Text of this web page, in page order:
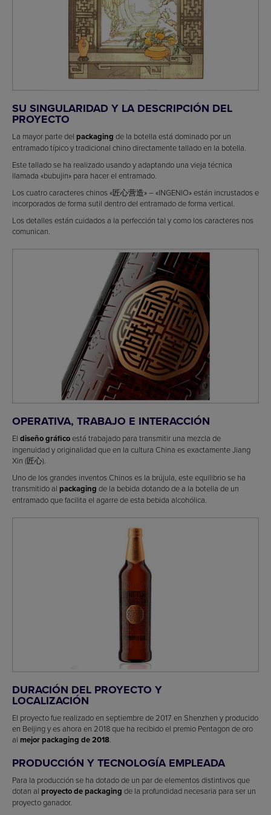
SU SINGULARIDAD Y LA DESCRIPCIÓN DEL
PROYECTO
La mayor parte del packaging de la botella está dominado por un
entramado típico y tradicional chino directamente tallado en la botella.
Este tallado se ha realizado usando y adaptando una vieja técnica
llamada «bubujin» para hacer el entramado.
Los cuatro caracteres chinos «匠心营造» – «INGENIO» están incrustados e
incorporados de forma sutil dentro del entramado de forma vertical.
Los detalles están cuidados a la perfección tal y como los caracteres nos
comunican.
OPERATIVA, TRABAJO E INTERACCIÓN
El diseño gráficoestá trabajado para transmitir una mezcla de
ingenuidad y originalidad que en la cultura China es exactamente Jiang
Xin (匠心).
Uno de los grandes inventos Chinos es la brújula, este equilibrio se ha
transmitido al packaging de la bebida dotando de a la botella de un
entramado que facilita el agarre de esta bebida alcohólica.
DURACIÓN DEL PROYECTO Y
LOCALIZACIÓN
El proyecto fue realizado en septiembre de 2017 en Shenzhen y producido
en Beijing y es ahora en 2018 que ha recibido el premio Pentagon de oro
al mejor packaging de 2018.
PRODUCCIÓN Y TECNOLOGÍA EMPLEADA
Para la producción se ha dotado de un par de elementos distintivos que
dotan al proyecto de packaging de la profundidad necesaria para ser un
proyecto ganador.